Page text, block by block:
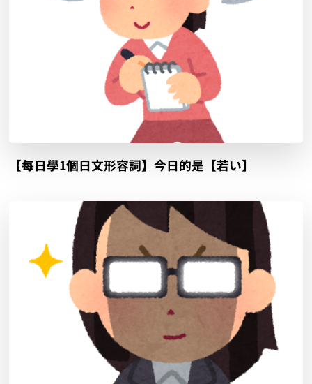
【每日學1個日文形容詞】今日的是【若い】